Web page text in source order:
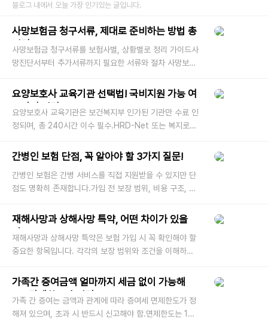
블로그 내에서 오늘 가장 인기있는 글입니다.
사망보험금 청구서류, 제대로 준비하는 방법 총
정리
사망보험금 청구서류를 보험사별, 상황별로 정리 가이드사
망진단서부터 추가서류까지 필요한 서류와 절차 사망보험
익자)에게 지급되
요양보호사 교육기관 선택법! 국비지원 가능 여
부까지 정리
요양보호사 교육기관은 보건복지부 인가된 기관만 수료 인
정되며, 총 240시간 이수 필수.HRD-Net 또는 복지로에
호사 자격증을 취득하려면
간병인 보험 단점, 꼭 알아야 할 3가지 질문!
간병인 보험은 간병 서비스를 직접 지원받을 수 있지만 단
점도 명확히 존재합니다.가입 전 보장 범위, 비용 구조, 서
사회에서 간병보
재해사망과 상해사망 특약, 어떤 차이가 있을
까?
재해사망과 상해사망 특약은 보험 가입 시 꼭 확인해야 할
중요한 항목입니다. 각각의 보장 범위와 조건을 이해하고
는 두 특약의 차이
가족간 증여금액 얼마까지 세금 없이 가능해
요? 면제한도 총정리
가족 간 증여는 금액과 관계에 따라 증여세 면제한도가 정
해져 있으며, 초과 시 반드시 신고해야 함.면제한도는 10